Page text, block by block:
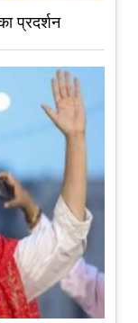
प्रदर्शन